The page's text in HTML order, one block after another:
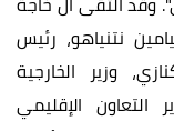
نتنياهو، رئيس
وزير الخارجية
التعاون الإقليمي